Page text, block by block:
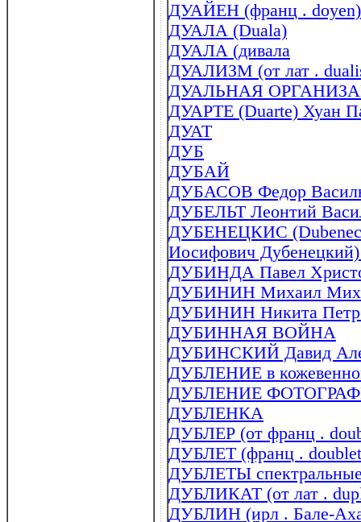
ДУАЙЕН (франц .
ДУАЛА (Duala)
ДУАЛА (дивала
ДУАЛИЗМ (от лат .
ДУАЛЬНАЯ
ДУАРТЕ (Duarte) Хуан
ДУАТ
ДУБ
ДУБАЙ
ДУБАСОВ Федор
ДУБЕЛЬТ Леонтий
ДУБЕНЕЦКИС
Иосифович
ДУБИНДА Павел
ДУБИНИН Михаил
ДУБИНИН Никита
ДУБИННАЯ ВОЙНА
ДУБИНСКИЙ Давид
ДУБЛЕНИЕ в
ДУБЛЕНИЕ
ДУБЛЕНКА
ДУБЛЕР (от франц .
ДУБЛЕТ (франц . doublet
ДУБЛЕТЫ
ДУБЛИКАТ (от лат .
ДУБЛИН (ирл . Бале-